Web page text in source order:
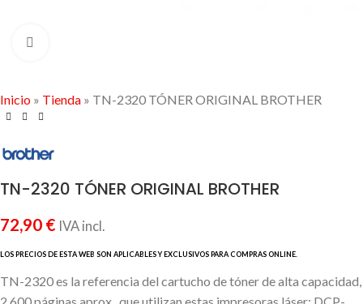
Inicio » Tienda » TN-2320 TÓNER ORIGINAL BROTHER
TN-2320 TÓNER ORIGINAL BROTHER
72,90 € IVA incl.
TN-2320 es la referencia del cartucho de tóner de alta capacidad,
2.600 páginas aprox., que utilizan estas impresoras láser: DCP-